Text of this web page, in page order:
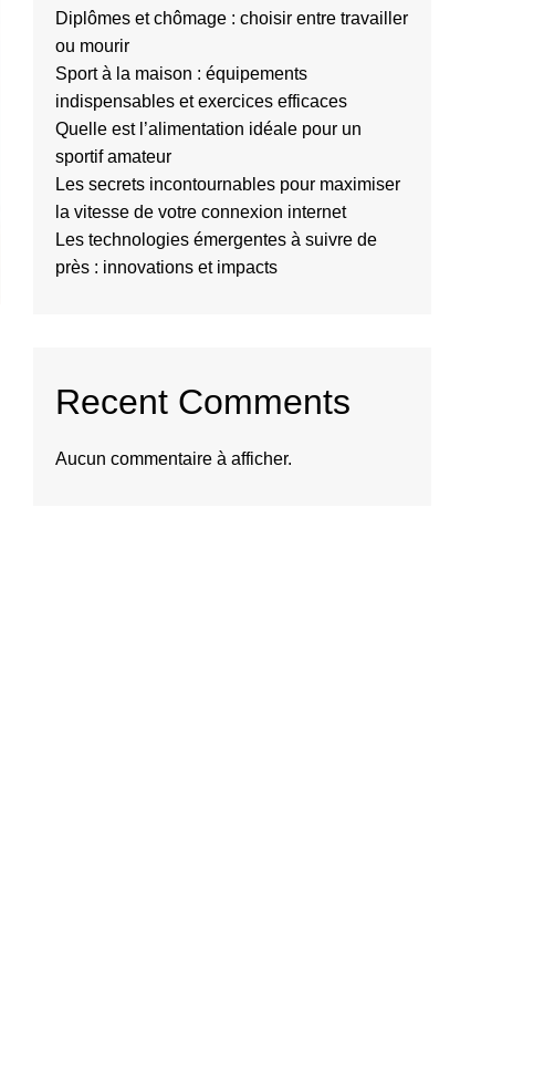
Diplômes et chômage : choisir entre travailler
ou mourir
Sport à la maison : équipements
indispensables et exercices efficaces
Quelle est l’alimentation idéale pour un
sportif amateur
Les secrets incontournables pour maximiser
la vitesse de votre connexion internet
Les technologies émergentes à suivre de
près : innovations et impacts
Recent Comments
Aucun commentaire à afficher.